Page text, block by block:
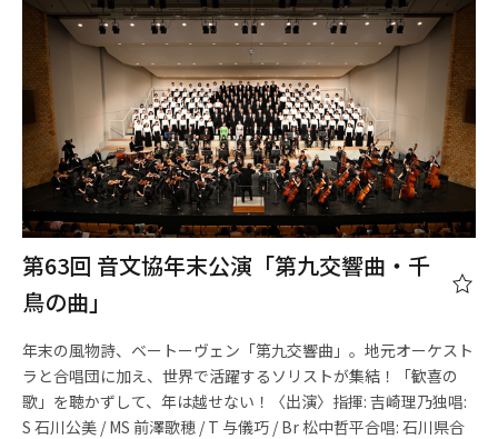
第63回 音文協年末公演「第九交響曲・千
鳥の曲」
年末の風物詩、ベートーヴェン「第九交響曲」。地元オーケスト
ラと合唱団に加え、世界で活躍するソリストが集結！「歓喜の
歌」を聴かずして、年は越せない！〈出演〉指揮: 吉崎理乃独唱:
S 石川公美 / MS 前澤歌穂 / T 与儀巧 / Br 松中哲平合唱: 石川県合